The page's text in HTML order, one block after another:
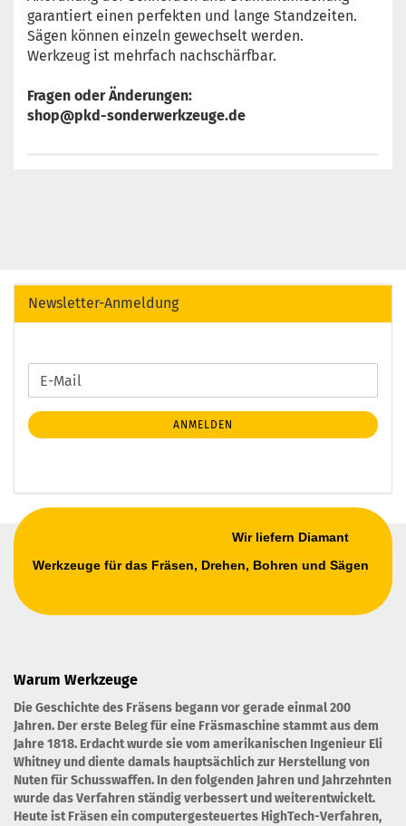
garantiert einen perfekten und lange Standzeiten.
Sägen können einzeln gewechselt werden.
Werkzeug ist mehrfach nachschärfbar.
Fragen oder Änderungen:
shop@pkd-sonderwerkzeuge.de
Newsletter-Anmeldung
WEITER
ZUR
NEWSLETTER-
ANMELDUNG
E-
Mail
ANMELDEN
Wir liefern Diamant
Werkzeuge für das Fräsen, Drehen, Bohren und Sägen
Warum Werkzeuge
Die Geschichte des Fräsens begann vor gerade einmal 200
Jahren. Der erste Beleg für eine Fräsmaschine stammt aus dem
Jahre 1818. Erdacht wurde sie vom amerikanischen Ingenieur Eli
Whitney und diente damals hauptsächlich zur Herstellung von
Nuten für Schusswaffen. In den folgenden Jahren und Jahrzehnten
wurde das Verfahren ständig verbessert und weiterentwickelt.
Heute ist Fräsen ein computergesteuertes HighTech-Verfahren,